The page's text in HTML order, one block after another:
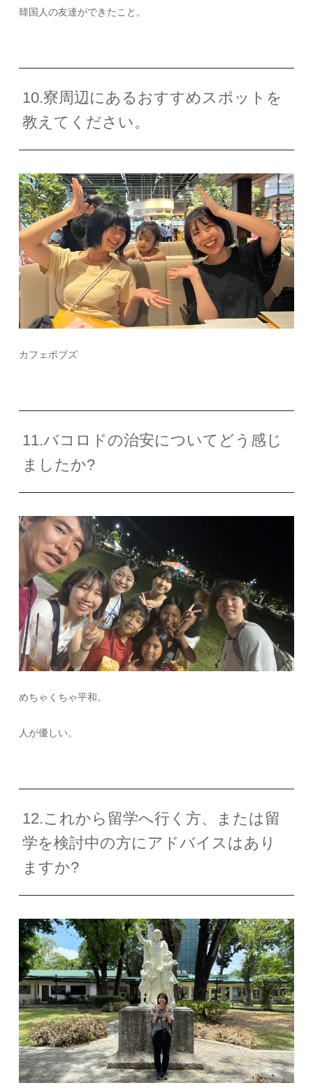
韓国人の友達ができたこと。
10.寮周辺にあるおすすめスポットを
教えてください。
カフェボブズ
11.バコロドの治安についてどう感じ
ましたか?
めちゃくちゃ平和。
人が優しい。
12.これから留学へ行く方、または留
学を検討中の方にアドバイスはあり
ますか?